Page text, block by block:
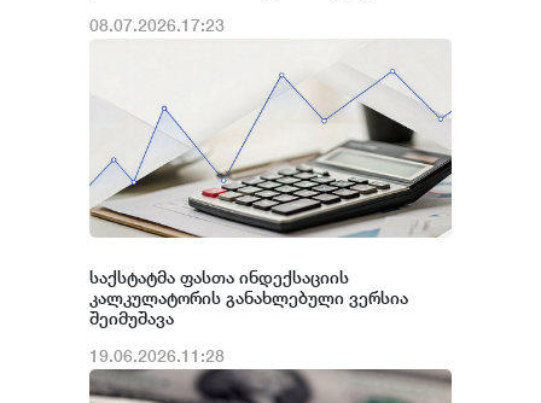
ხელმძღვანელს შეხვდა
08.07.2026.17:23
საქსტატმა ფასთა ინდექსაციის
კალკულატორის განახლებული ვერსია
შეიმუშავა
19.06.2026.11:28